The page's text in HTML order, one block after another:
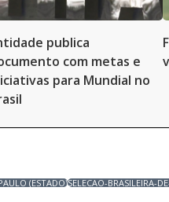
publica
com metas e
para Mundial no
(ESTADO)SELECAO-BRASILEIRA-